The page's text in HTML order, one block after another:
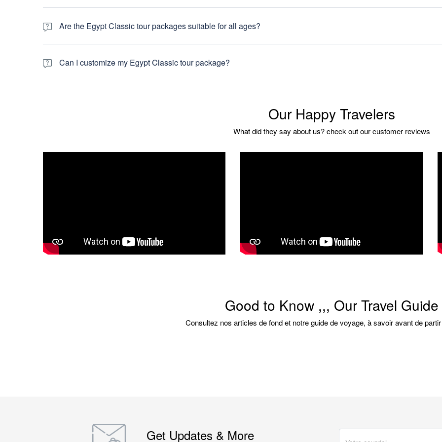
Egypt is generally a safe country for tourists, and millions of travelers visit each year without encountering any issues.
Are the Egypt Classic tour packages suitable for all ages?
Yes, our Egypt Classic tours are designed to cater to a wide range of ages and interests. However, please note that some
Can I customize my Egypt Classic tour package?
Our Happy Travelers
What did they say about us? check out our customer reviews
Good to Know ,,, Our Travel Guide
Consultez nos articles de fond et notre guide de voyage, à savoir avant de
Get Updates & More